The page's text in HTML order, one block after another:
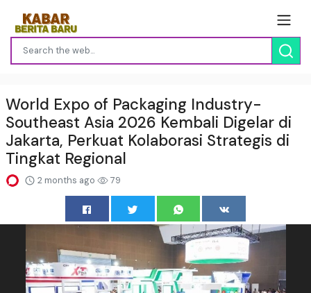
World Expo of Packaging Industry-
Southeast Asia 2026 Kembali Digelar di
Jakarta, Perkuat Kolaborasi Strategis di
Tingkat Regional
2 months ago 79